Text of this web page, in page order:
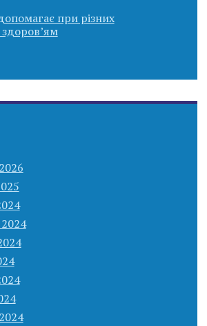
при різних
здоров’ям